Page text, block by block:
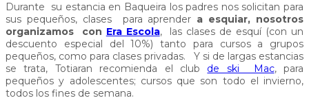
Durante su estancia en Baqueira los padres nos solicitan para
sus pequeños, clases para aprender a esquiar, nosotros
organizamos con Era Escola, las clases de esquí (con un
descuento especial del 10%) tanto para cursos a grupos
pequeños, como para clases privadas. Y si de largas estancias
se trata, Totiaran recomienda el club de ski Mac, para
pequeños y adolescentes; cursos que son todo el invierno,
todos los fines de semana.